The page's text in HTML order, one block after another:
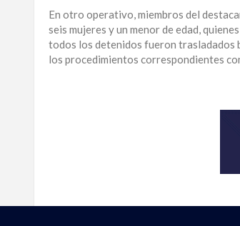
CONTÁCTENOS
En otro operativo, miembros del
seis mujeres y un menor de edad,
todos los detenidos fueron trasladados
los procedimientos correspondientes